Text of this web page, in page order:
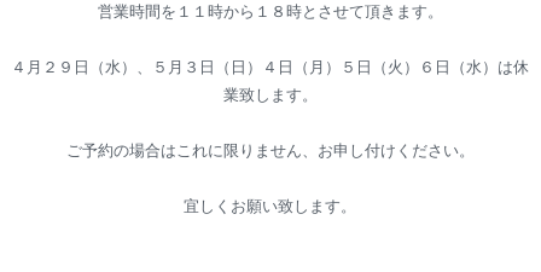
営業時間を１１時から１８時とさせて頂きます。
４月２９日（水）、５月３日（日）４日（月）５日（火）６日（水）は休
業致します。
ご予約の場合はこれに限りません、お申し付けください。
宜しくお願い致します。